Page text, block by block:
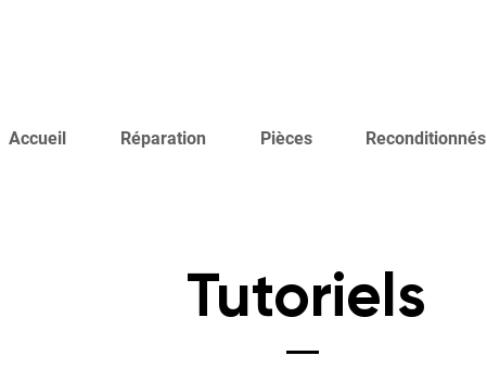
Accueil Réparation Pièces Reconditionnés
Tutoriels